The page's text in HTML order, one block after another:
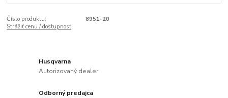
Číslo produktu:
8951-20
Strážiť cenu / dostupnosť
Husqvarna
Autorizovaný dealer
Odborný predajca